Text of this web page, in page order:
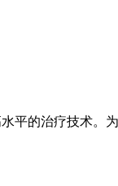
平的治疗技术。